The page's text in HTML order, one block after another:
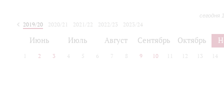
сегодня
2019/20 2020/21 2021/22 2022/23
2023/24
Июнь Июль Август Сентябрь Октябрь
2 3 4 5 6 7 8 9 10 12 13 14